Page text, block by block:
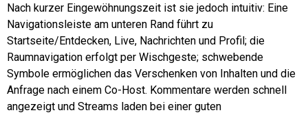
Nach kurzer Eingewöhnungszeit ist sie jedoch intuitiv: Eine
Navigationsleiste am unteren Rand führt zu
Startseite/Entdecken, Live, Nachrichten und Profil; die
Raumnavigation erfolgt per Wischgeste; schwebende
Symbole ermöglichen das Verschenken von Inhalten und die
Anfrage nach einem Co-Host. Kommentare werden schnell
angezeigt und Streams laden bei einer guten